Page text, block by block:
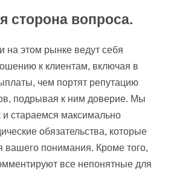
сторона вопроса.
на этом рынке ведут себя
к клиентам, включая в
чем портят репутацию
подрывая к ним доверие. Мы
и стараемся максимально
обязательства, которые
вашего понимания. Кроме того,
все непонятные для